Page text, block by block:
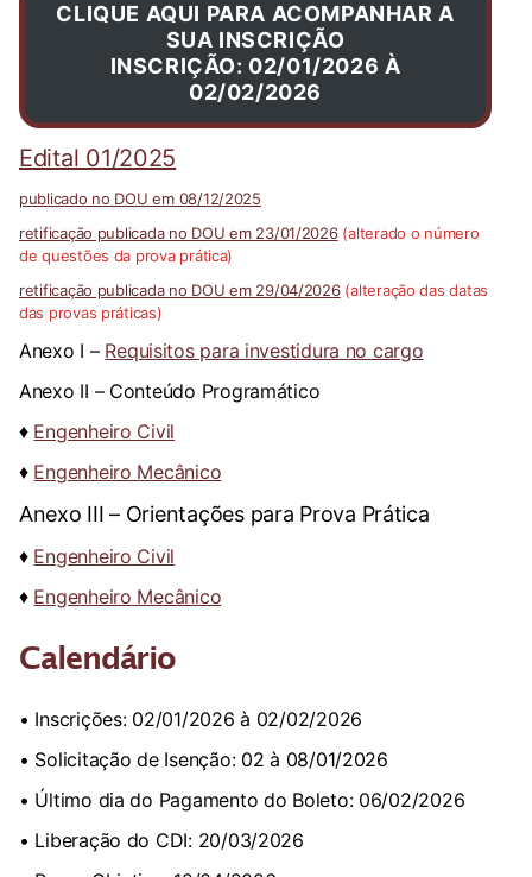
CLIQUE AQUI PARA ACOMPANHAR A
SUA INSCRIÇÃO
INSCRIÇÃO: 02/01/2026 À
02/02/2026
Edital 01/2025
publicado no DOU em 08/12/2025
retificação publicada no DOU em 23/01/2026(alterado o número
de questões da prova prática)
retificação publicada no DOU em 29/04/2026(alteração das datas
das provas práticas)
Anexo I – Requisitos para investidura no cargo
Anexo II – Conteúdo Programático
♦ Engenheiro Civil
♦ Engenheiro Mecânico
Anexo III – Orientações para Prova Prática
♦ Engenheiro Civil
♦ Engenheiro Mecânico
Calendário
• Inscrições: 02/01/2026 à 02/02/2026
• Solicitação de Isenção: 02 à 08/01/2026
• Último dia do Pagamento do Boleto: 06/02/2026
• Liberação do CDI: 20/03/2026